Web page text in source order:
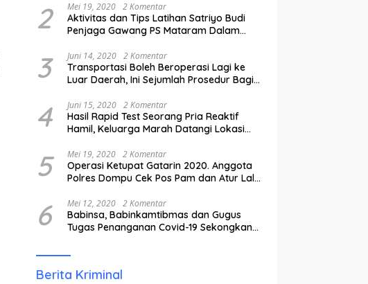
2 Mei 19, 2020 2 Komentar
Aktivitas dan Tips Latihan Satriyo Budi
Penjaga Gawang PS Mataram Dalam
3 Juni 14, 2020 2 Komentar
Transportasi Boleh Beroperasi Lagi ke
Luar Daerah, Ini Sejumlah Prosedur Bagi
4 Juni 15, 2020 2 Komentar
Hasil Rapid Test Seorang Pria Reaktif
Hamil, Keluarga Marah Datangi Lokasi
5 Mei 19, 2020 2 Komentar
Operasi Ketupat Gatarin 2020. Anggota
Polres Dompu Cek Pos Pam dan Atur Lalu
6 Mei 12, 2020 2 Komentar
Babinsa, Babinkamtibmas dan Gugus
Tugas Penanganan Covid-19 Sekongkang
ODP.
Berita Kriminal